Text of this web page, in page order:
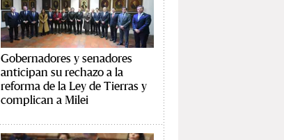
Gobernadores y senadores
anticipan su rechazo a la
reforma de la Ley de Tierras y
complican a Milei